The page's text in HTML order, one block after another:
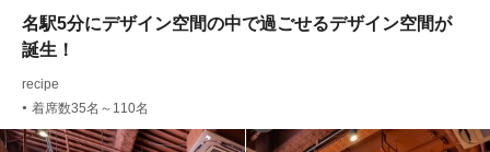
名駅5分にデザイン空間の中で過ごせるデザイン空間が
誕生！
recipe
● 着席数35名～110名